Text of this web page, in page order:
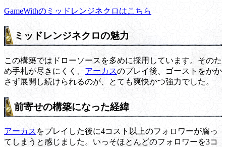
GameWithのミッドレンジネクロはこちら
ミッドレンジネクロの魅力
この構築ではドローソースを多めに採用しています。そのた
め手札が尽きにくく、 アーカスのプレイ後、ゴーストをかか
さず展開し続けられるのが、とても爽快かつ強力でした。
前寄せの構築になった経緯
アーカス をプレイした後に4コスト以上のフォロワーが腐っ
てしまうと感じました。いっそほとんどのフォロワーを3コ